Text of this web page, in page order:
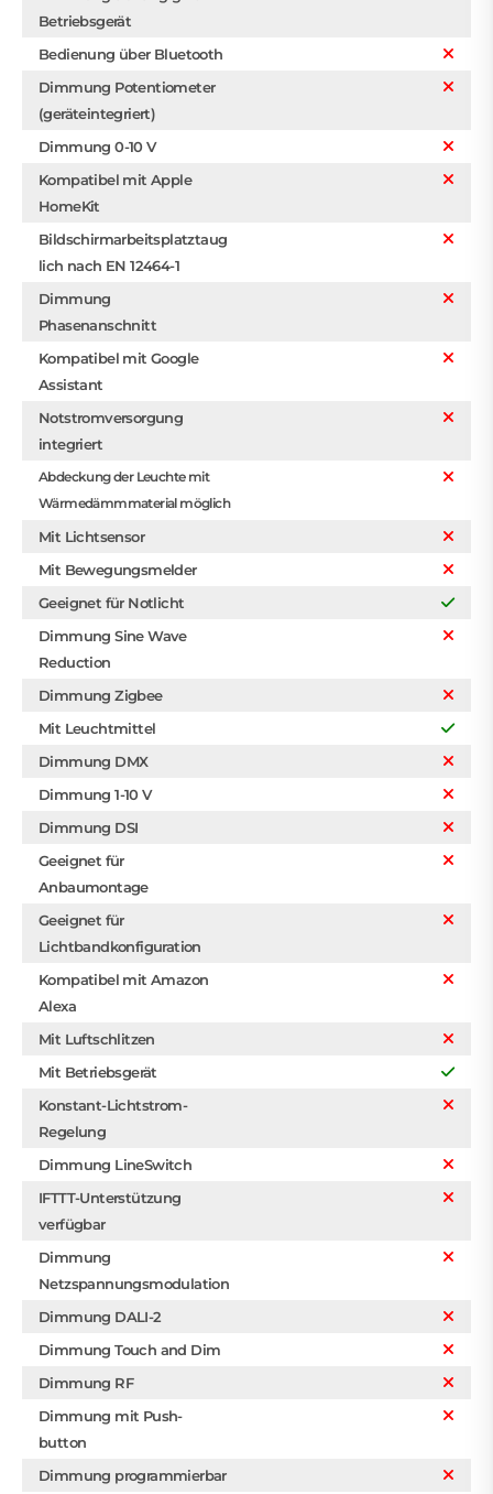
Betriebsgerät
Bedienung über Bluetooth
Dimmung Potentiometer
(geräteintegriert)
Dimmung 0-10 V
Kompatibel mit Apple
HomeKit
Bildschirmarbeitsplatztaug
lich nach EN 12464-1
Dimmung
Phasenanschnitt
Kompatibel mit Google
Assistant
Notstromversorgung
integriert
Abdeckung der Leuchte mit
Wärmedämmmaterial möglich
Mit Lichtsensor
Mit Bewegungsmelder
Geeignet für Notlicht
Dimmung Sine Wave
Reduction
Dimmung Zigbee
Mit Leuchtmittel
Dimmung DMX
Dimmung 1-10 V
Dimmung DSI
Geeignet für
Anbaumontage
Geeignet für
Lichtbandkonfiguration
Kompatibel mit Amazon
Alexa
Mit Luftschlitzen
Mit Betriebsgerät
Konstant-Lichtstrom-
Regelung
Dimmung LineSwitch
IFTTT-Unterstützung
verfügbar
Dimmung
Netzspannungsmodulation
Dimmung DALI-2
Dimmung Touch and Dim
Dimmung RF
Dimmung mit Push-
button
Dimmung programmierbar